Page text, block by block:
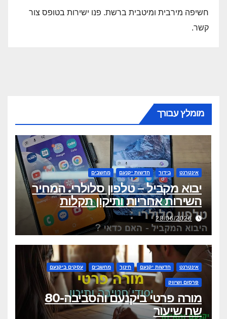
חשיפה מירבית ומיטבית ברשת. פנו ישירות בטופס צור
קשר.
מומלץ עבורך
אינטרנט בידור חדשות יקנעם מחשבים
יבוא מקביל – טלפון סלולרי. המחיר
השירות אחריות ותיקון תקלות
28/06/2026
אינטרנט חדשות יקנעם חינוך מחשבים עסקים ביקנעם
פרסום ושיווק
מורה פרטי ביקנעם והסביבה-80
שח שיעור